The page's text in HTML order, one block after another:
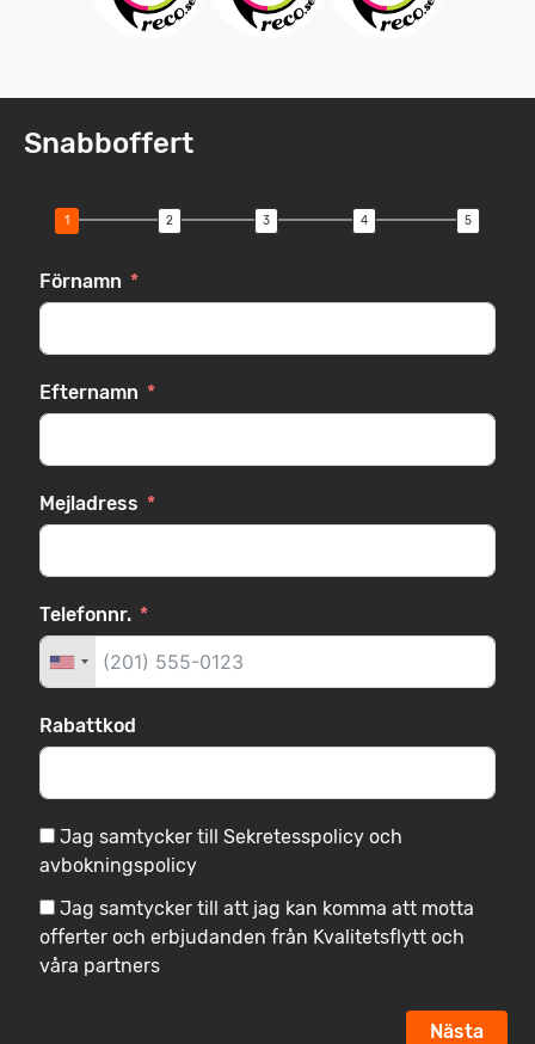
Snabboffert
Förnamn
Efternamn
Mejladress
Telefonnr.
Rabattkod
Jag samtycker till Sekretesspolicy och
avbokningspolicy
Jag samtycker till att jag kan komma att motta
offerter och erbjudanden från Kvalitetsflytt och
våra partners
Nästa